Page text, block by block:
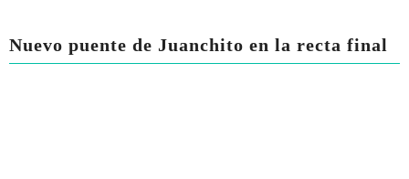
Nuevo puente de Juanchito en la recta final